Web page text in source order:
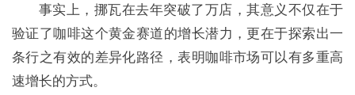
事实上，挪瓦在去年突破了万店，其意义不仅在于
验证了咖啡这个黄金赛道的增长潜力，更在于探索出一
条行之有效的差异化路径，表明咖啡市场可以有多重高
速增长的方式。